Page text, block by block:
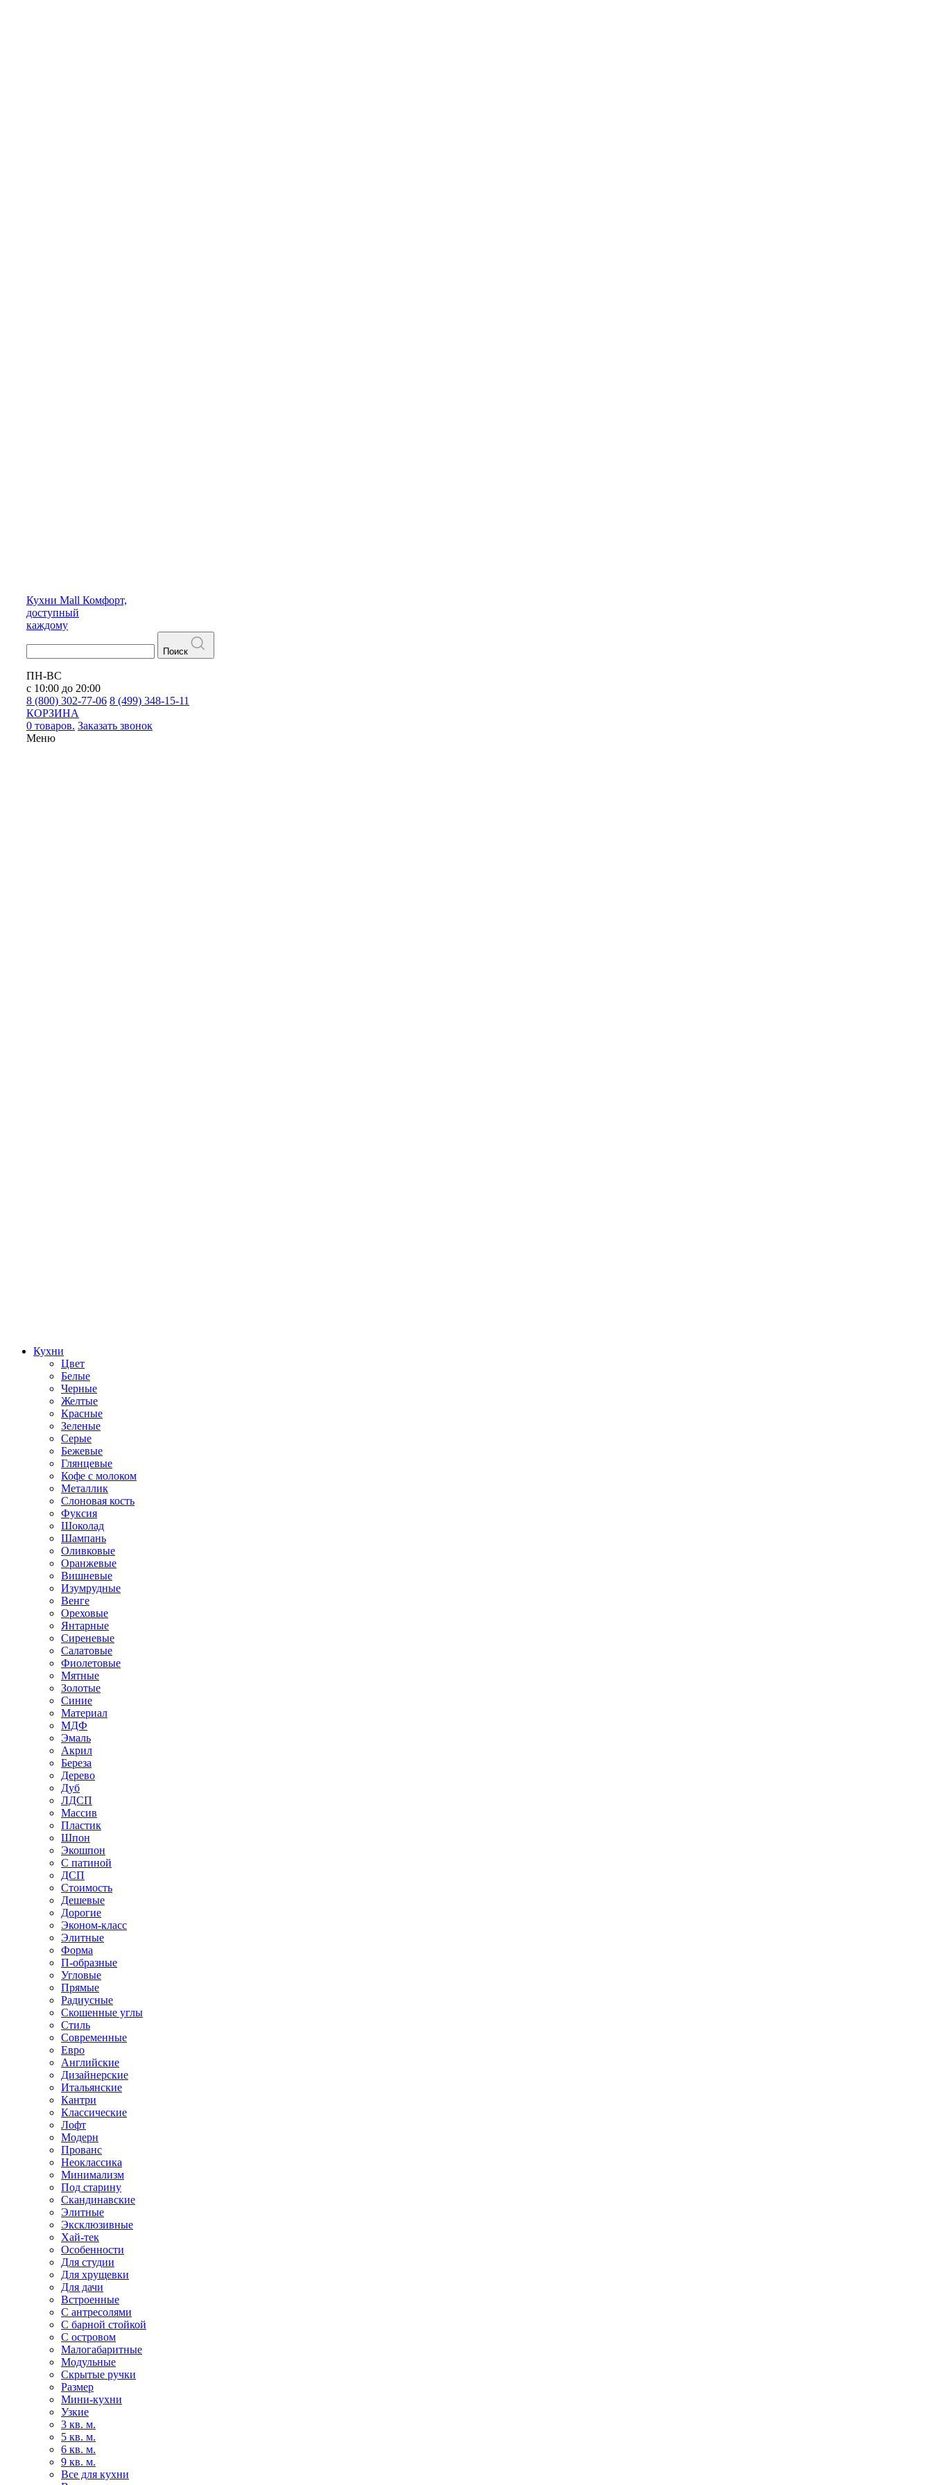
Кухни Mall Комфорт,
доступный
каждому
Поиск
ПН-ВС
с 10:00 до 20:00
8 (800) 302-77-06 8 (499) 348-15-11
КОРЗИНА
0 товаров. Заказать звонок
Меню
Кухни
Цвет
Белые
Черные
Желтые
Красные
Зеленые
Серые
Бежевые
Глянцевые
Кофе с молоком
Металлик
Слоновая кость
Фуксия
Шоколад
Шампань
Оливковые
Оранжевые
Вишневые
Изумрудные
Венге
Ореховые
Янтарные
Сиреневые
Салатовые
Фиолетовые
Мятные
Золотые
Синие
Материал
МДФ
Эмаль
Акрил
Береза
Дерево
Дуб
ЛДСП
Массив
Пластик
Шпон
Экошпон
С патиной
ДСП
Стоимость
Дешевые
Дорогие
Эконом-класс
Элитные
Форма
П-образные
Угловые
Прямые
Радиусные
Скошенные углы
Стиль
Современные
Евро
Английские
Дизайнерские
Итальянские
Кантри
Классические
Лофт
Модерн
Прованс
Неоклассика
Минимализм
Под старину
Скандинавские
Элитные
Эксклюзивные
Хай-тек
Особенности
Для студии
Для хрущевки
Для дачи
Встроенные
С антресолями
С барной стойкой
С островом
Малогабаритные
Модульные
Скрытые ручки
Размер
Мини-кухни
Узкие
3 кв. м.
5 кв. м.
6 кв. м.
9 кв. м.
Все для кухни